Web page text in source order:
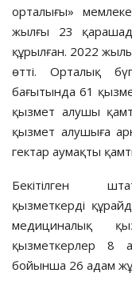
орталығы»
жылғы 23
құрылған. 2022
өтті. Орталық
бағытында 61
қызмет алушы
қызмет алушыға
гектар аумақты
Бекітілген
қызметкерді
медициналық
қызметкерлер 8
бойынша 26 адам